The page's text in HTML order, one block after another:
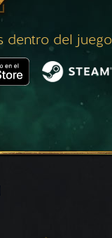
dentro del juego